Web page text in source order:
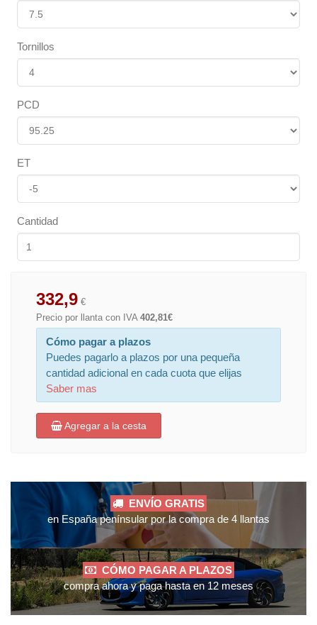
Tornillos
PCD
ET
Cantidad
332,9 €
Precio por llanta con IVA 402,81€
Cómo pagar a plazos
Puedes pagarlo a plazos por una pequeña
cantidad adicional en cada cuota que elijas
Saber mas
Agregar a la cesta
ENVÍO GRATIS
en España penínsular por la compra de 4 llantas
CÓMO PAGAR A PLAZOS
compra ahora y paga hasta en 12 meses